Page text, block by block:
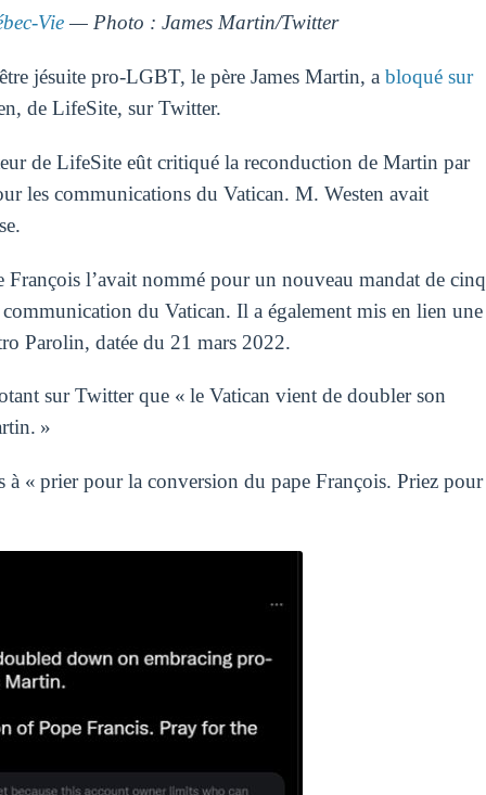
Vie— Photo : James Martin/Twitter
jésuite pro-LGBT, le père James Martin, a bloqué sur
de LifeSite, sur Twitter.
de LifeSite eût critiqué la reconduction de Martin par
les communications du Vatican. M. Westen avait
l’avait nommé pour un nouveau mandat de cinq
du Vatican. Il a également mis en lien une
Parolin, datée du 21 mars 2022.
sur Twitter que « le Vatican vient de doubler son
»
à « prier pour la conversion du pape François. Priez pour